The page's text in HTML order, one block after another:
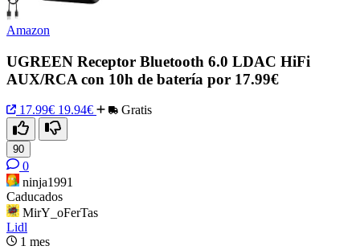
Amazon
UGREEN Receptor Bluetooth 6.0 LDAC HiFi
AUX/RCA con 10h de batería por 17.99€
17.99€ 19.94€ Gratis
90
0
ninja1991
Caducados
MirY_oFerTas
Lidl
1 mes